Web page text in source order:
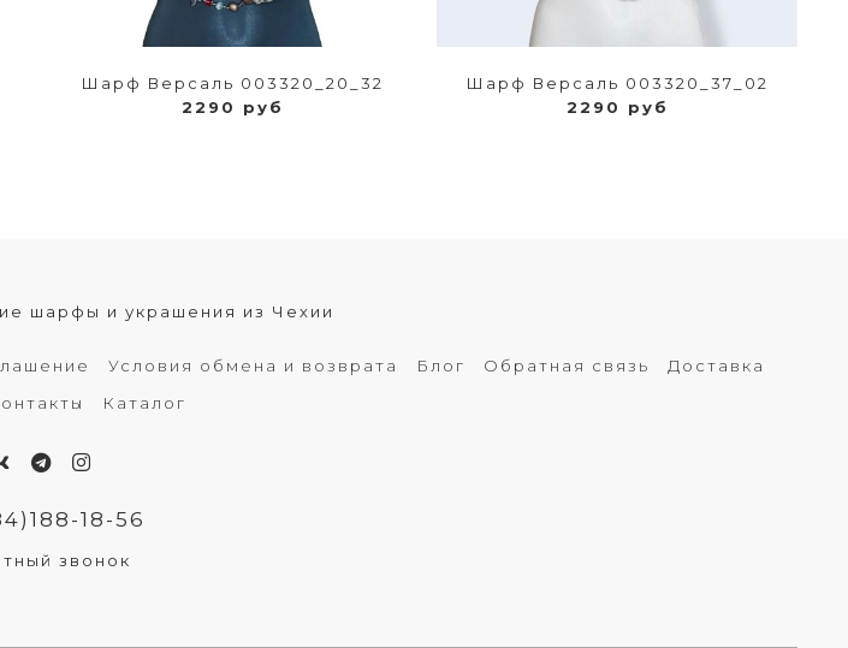
Шарф Версаль 003320_20_32
2290 руб
Шарф Версаль 003320_37_02
2290 руб
шарфы и украшения из Чехии
Условия обмена и возврата Блог Обратная связь
Доставка
Каталог
18-56
звонок